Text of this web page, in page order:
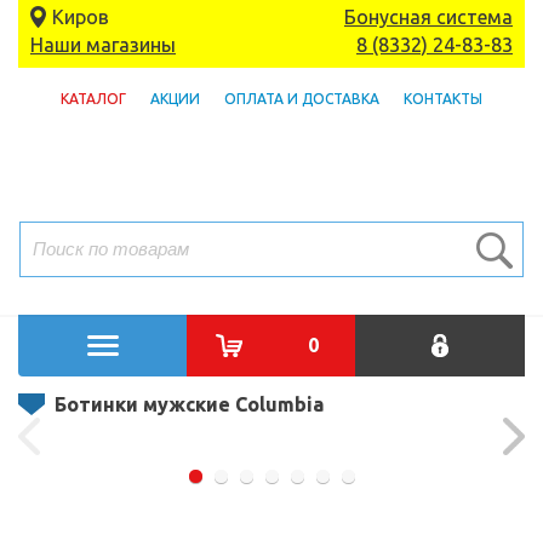
Киров
Наши магазины
Бонусная система
8 (8332) 24-83-83
КАТАЛОГ АКЦИИ ОПЛАТА И ДОСТАВКА КОНТАКТЫ
0
Ботинки мужские Columbia